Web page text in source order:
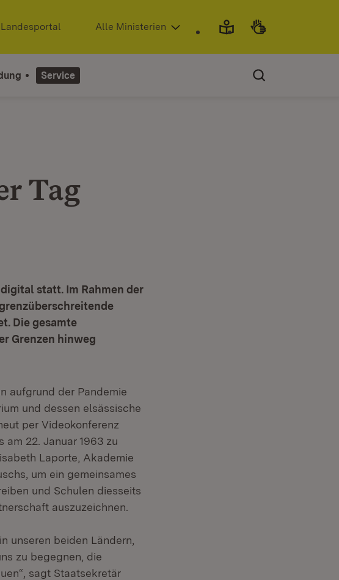
Extern:
Landesportal (Öffnet in neuem Fenster)
Alle Ministerien
Service
Tag
statt. Im Rahmen der
Die gesamte
Grenzen hinweg
aufgrund der Pandemie
und dessen elsässische
in neuem Fenster)
per Videokonferenz
am 22. Januar 1963 zu
Laporte, Akademie
um ein gemeinsames
und Schulen diesseits
auszuzeichnen.
unseren beiden Ländern,
zu begegnen, die
sagt Staatsekretär